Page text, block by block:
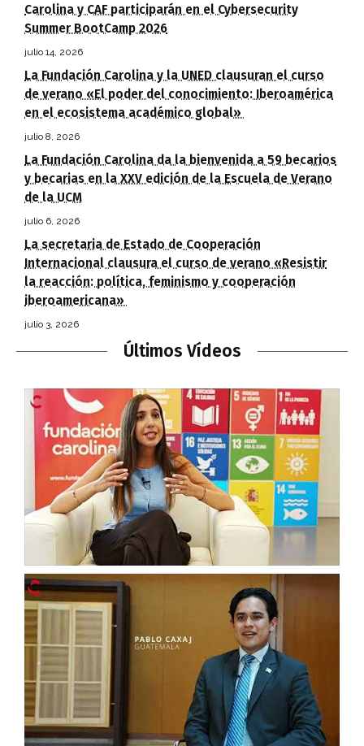
Carolina y CAF participarán en el Cybersecurity
Summer BootCamp 2026
julio 14, 2026
La Fundación Carolina y la UNED clausuran el curso
de verano «El poder del conocimiento: Iberoamérica
en el ecosistema académico global»
julio 8, 2026
La Fundación Carolina da la bienvenida a 59 becarios
y becarias en la XXV edición de la Escuela de Verano
de la UCM
julio 6, 2026
La secretaria de Estado de Cooperación
Internacional clausura el curso de verano «Resistir
la reacción: política, feminismo y cooperación
iberoamericana»
julio 3, 2026
Últimos Vídeos